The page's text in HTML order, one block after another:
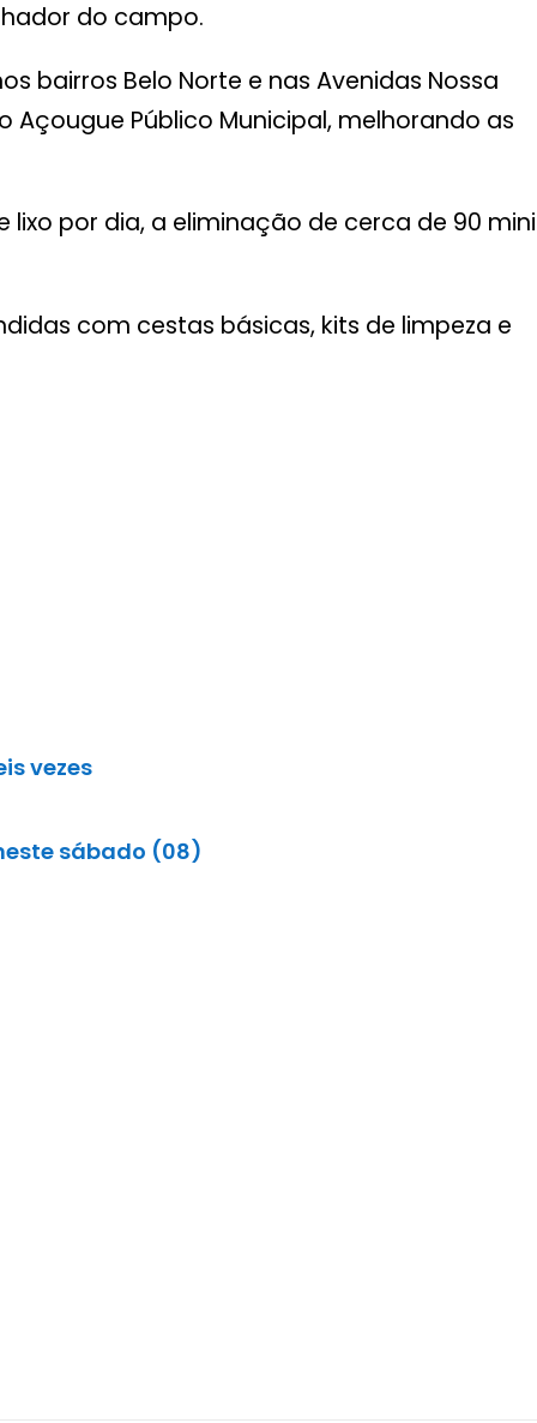
do campo.
bairros Belo Norte e nas Avenidas Nossa
Público Municipal, melhorando as
por dia, a eliminação de cerca de 90 mini
com cestas básicas, kits de limpeza e
vezes
sábado (08)